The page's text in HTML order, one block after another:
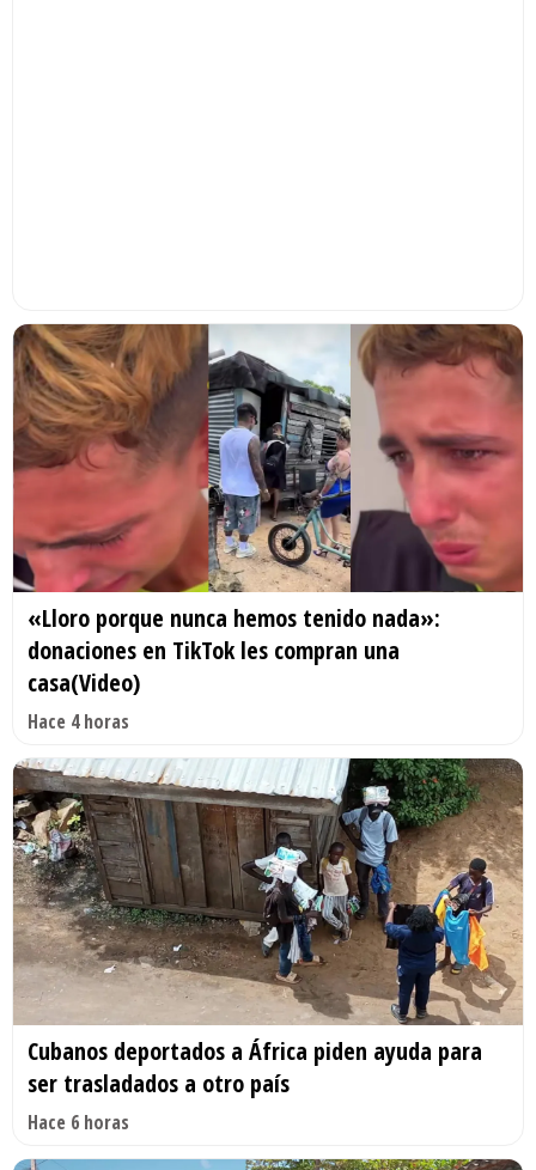
«Lloro porque nunca hemos tenido nada»:
donaciones en TikTok les compran una
casa(Video)
Hace 4 horas
Cubanos deportados a África piden ayuda para
ser trasladados a otro país
Hace 6 horas